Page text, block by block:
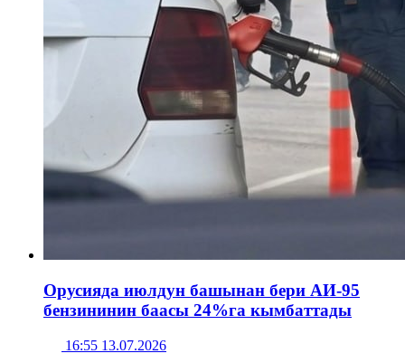
Орусияда июлдун башынан бери АИ-95
бензининин баасы 24%га кымбаттады
16:55 13.07.2026